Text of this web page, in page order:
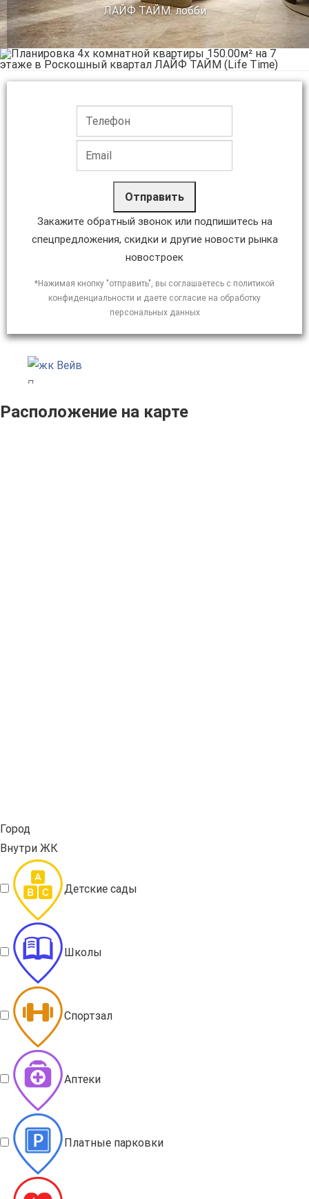
ЛАЙФ ТАЙМ. лобби
Отправить
Закажите обратный звонок или подпишитесь на
спецпредложения, скидки и другие новости рынка
новостроек
*Нажимая кнопку "отправить", вы соглашаетесь с политикой
конфиденциальности и даете согласие на обработку
персональных данных
Расположение на карте
Город
Внутри ЖК
Детские сады
Школы
Спортзал
Аптеки
Платные парковки